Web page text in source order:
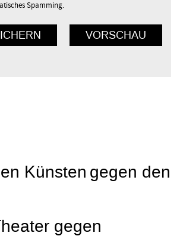
Spamming.
Künsten gegen den
gegen